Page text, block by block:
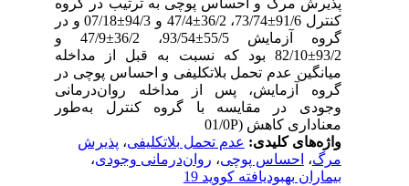
پذیرش مرگ و احساس پوچی به ترتیب در گروه
کنترل 91/6±73/74، 36/2±47/4 و 94/3±07/18 و در
گروه آزمایش 55/5±93/54، 36/2±47/9 و
93/2±82/10 بود که نسبت به قبل از مداخله
میانگین عدم تحمل بلاتکلیفی و احساس پوچی در
گروه آزمایش، پس از مداخله روان‌درمانی
وجودی در مقایسه با گروه کنترل به‌طور
معناداری کاهش (01/0P
واژه‌های کلیدی:عدم تحمل بلاتکلیفی،پذیرش
مرگ،احساس پوچی،روان‌درمانی وجودی،
بیماران بهبودیافته کووید 19